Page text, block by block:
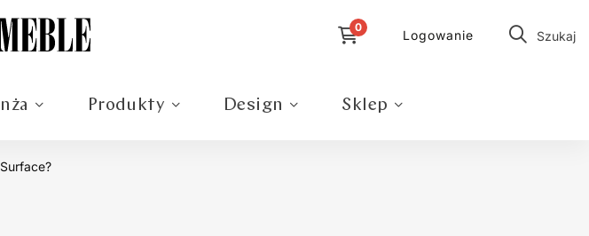
Logowanie Szukaj
Produkty Design Sklep